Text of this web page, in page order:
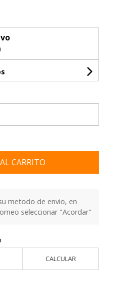
CARRITO
metodo de envio, en
seleccionar "Acordar"
CALCULAR